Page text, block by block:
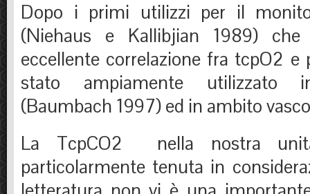
Dopo i primi utilizzi per il
(Niehaus e Kallibjian 1989) che
eccellente correlazione fra tcpO2 e
stato ampiamente utilizzato
(Baumbach 1997) ed in ambito
La TcpCO2 nella nostra
particolarmente tenuta in